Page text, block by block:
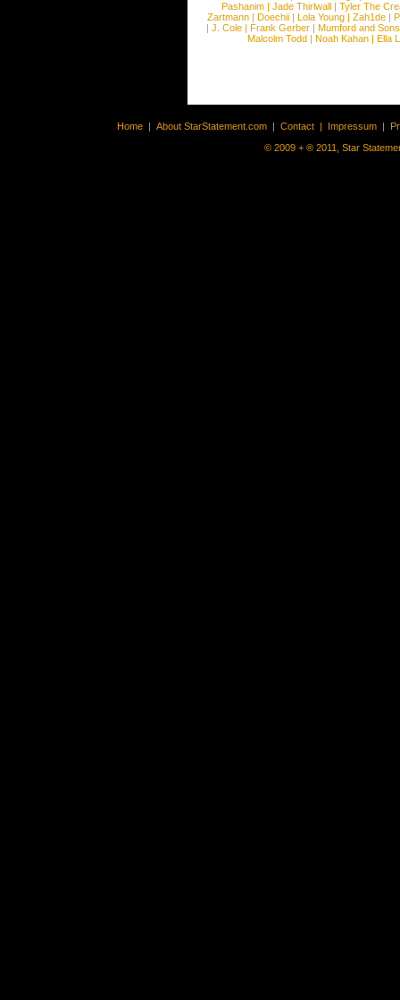
Pashanim |Jade Thirlwall |Tyler The
Zartmann | Doechii | Lola Young | Zah1de |
| J. Cole | Frank Gerber | Mumford and Sons
Malcolm Todd | Noah Kahan | Ella
Home | About StarStatement.com | Contact | Impressum |
© 2009 + ® 2011, Star